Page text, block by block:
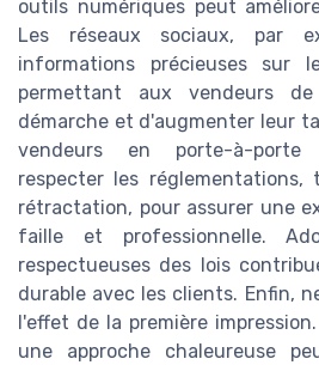
outils numériques peut
Les réseaux sociaux, par
informations précieuses sur
permettant aux vendeurs
démarche et d'augmenter leur
vendeurs en porte-à-porte
respecter les
rétractation, pour assurer une
faille et professionnelle.
respectueuses des lois
durable avec les clients. Enfin,
l'effet de la première
une approche chaleureuse